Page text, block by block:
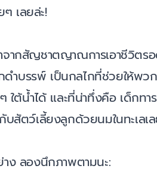
เลยล่ะ!
จากสัญชาตญาณการเอาชีวิตร
ำบรรพ์ เป็นกลไกที่ช่วยให้พว
ใต้น้ำได้ และที่น่าทึ่งคือ เด็กทา
สัตว์เลี้ยงลูกด้วยนมในทะเลเล
ง ลองนึกภาพตามนะ: